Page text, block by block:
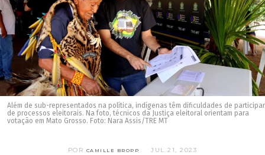
Além de sub-representados na política, indígenas têm dificuldades de participar
de processos eleitorais. Na foto, técnicos da Justiça eleitoral orientam para
votação em Mato Grosso. Foto: Nara Assis/TRE MT
POR CAMILLE BROPP JUL 21, 2023